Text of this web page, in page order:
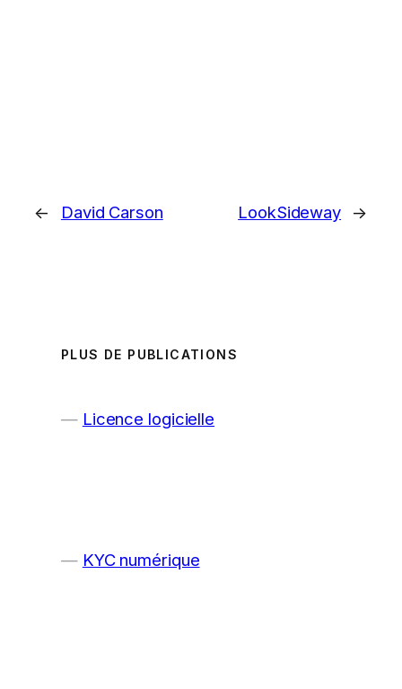
← David Carson LookSideway →
PLUS DE PUBLICATIONS
Licence logicielle
KYC numérique